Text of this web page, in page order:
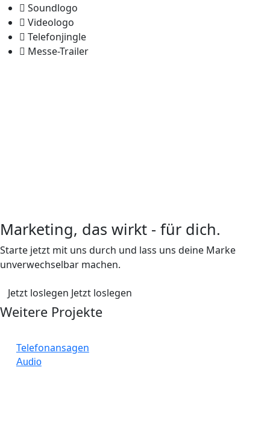
Soundlogo
Videologo
Telefonjingle
Messe-Trailer
Marketing, das wirkt - für dich.
Starte jetzt mit uns durch und lass uns deine Marke
unverwechselbar machen.
Jetzt loslegen Jetzt loslegen
Weitere Projekte
Telefonansagen
Audio